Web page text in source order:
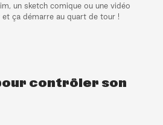
un sketch comique ou une vidéo
ça démarre au quart de tour !
contrôler son